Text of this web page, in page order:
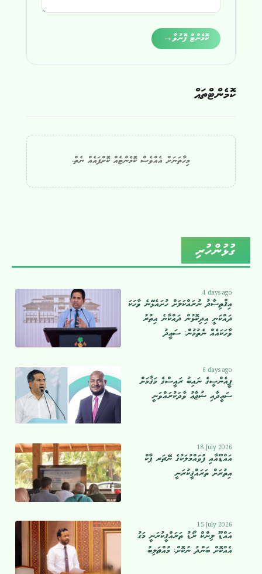
ކޮމެންޓް ފޮނުވާ→
ކޮމެންޓްތައް
މިހާތަނަށް އެއްވެސް ކޮމެންޓެއް ކޮށްފައެއް ނެތް.
ގުޅުންހުރި
4 days ago
އިޤްތިޞާދު ނުރައްކަލަށް ހުށައެޅޭނެ ވާހަކަ
ދައްކަނީ އިދިކޮޅުން ދައްކާނެ އިތުރު
ވާހަކައެއް ނެތުމުން: ސަޢީދު
6 days ago
ޕީއެންސީގެ ނައިބު ރައީސްގެ މަޤާމަށް
ސަޢީދާއި ޝުޖާޢު ވާދަކުރައްވަނީ
18 July 2026
އައްޑޫއާއި ފުވައްމުލަކުގެ ނޭޗަރ ޕާކް
އިތުރަށް ތަރައްޤީކުރަނީ
15 July 2026
އައްޑޫ ލިންކް ރޯޑު ތަރައްޤީކުރަނީ މަގު
އެއްކޮށް ބަންދު ނުކޮށް: މުއްޠަލިބު